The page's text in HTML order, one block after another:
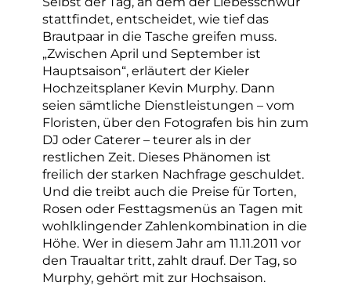
stattfindet, entscheidet, wie tief das
Brautpaar in die Tasche greifen muss.
„Zwischen April und September ist
Hauptsaison“, erläutert der Kieler
Hochzeitsplaner Kevin Murphy. Dann
seien sämtliche Dienstleistungen – vom
Floristen, über den Fotografen bis hin zum
DJ oder Caterer – teurer als in der
restlichen Zeit. Dieses Phänomen ist
freilich der starken Nachfrage geschuldet.
Und die treibt auch die Preise für Torten,
Rosen oder Festtagsmenüs an Tagen mit
wohlklingender Zahlenkombination in die
Höhe. Wer in diesem Jahr am 11.11.2011 vor
den Traualtar tritt, zahlt drauf. Der Tag, so
Murphy, gehört mit zur Hochsaison.